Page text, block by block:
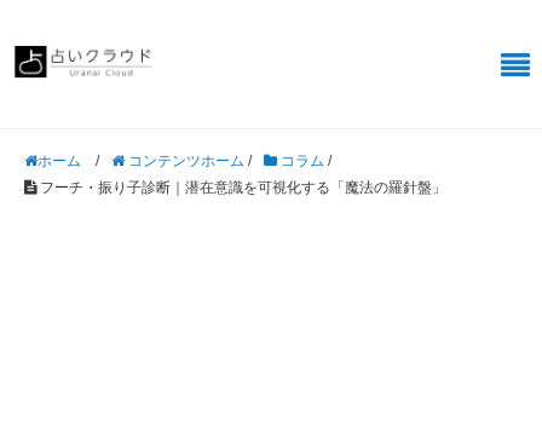
ホーム / コンテンツホーム / コラム /
フーチ・振り子診断｜潜在意識を可視化する「魔法の羅針盤」